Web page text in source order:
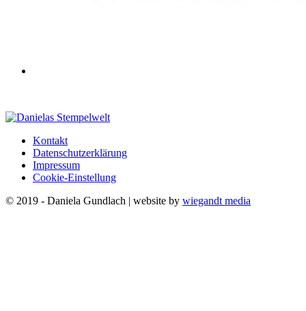
Kontakt
Datenschutzerklärung
Impressum
Cookie-Einstellung
© 2019 - Daniela Gundlach | website by wiegandt media